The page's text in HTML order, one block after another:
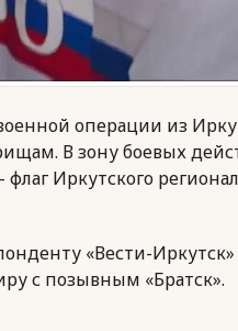
операции из
В зону боевых
Иркутского
«Вести-Иркутск»
с позывным «Братск».